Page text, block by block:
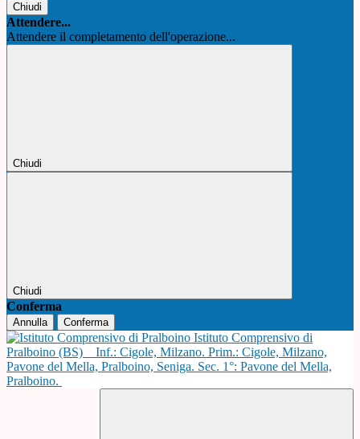
Chiudi
Attendere...
Attendere il completamento dell'operazione...
Chiudi
Chiudi
Conferma
Annulla Conferma
Istituto Comprensivo di
Pralboino (BS)
Inf.: Cigole, Milzano. Prim.: Cigole, Milzano,
Pavone del Mella, Pralboino, Seniga. Sec. 1°: Pavone del Mella,
Pralboino.